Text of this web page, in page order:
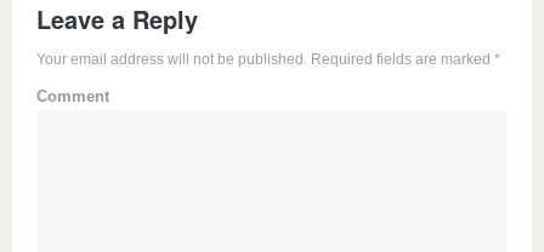
Leave a Reply
Your email address will not be published. Required fields are marked *
Comment